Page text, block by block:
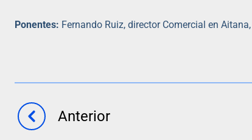
Ponentes: Fernando Ruiz, director Comercial en
Anterior